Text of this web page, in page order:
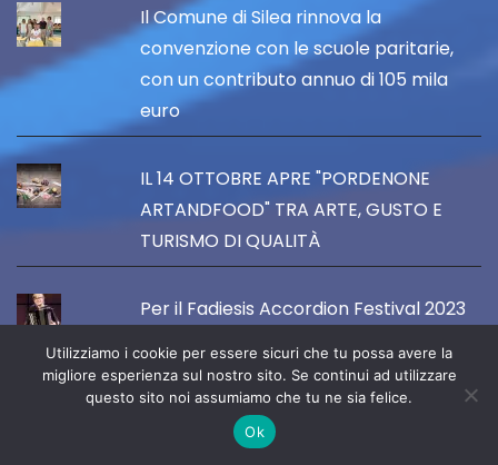
Il Comune di Silea rinnova la
convenzione con le scuole paritarie,
con un contributo annuo di 105 mila
euro
IL 14 OTTOBRE APRE "PORDENONE
ARTANDFOOD" TRA ARTE, GUSTO E
TURISMO DI QUALITÀ
Per il Fadiesis Accordion Festival 2023
in concerto il 14 ottobre al Castello di
Villalta a Fagagna
Utilizziamo i cookie per essere sicuri che tu possa avere la
migliore esperienza sul nostro sito. Se continui ad utilizzare
questo sito noi assumiamo che tu ne sia felice.
Ok